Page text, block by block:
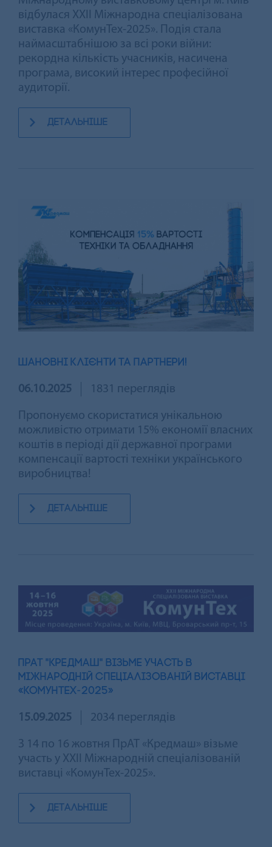
відбулася XXII Міжнародна спеціалізована
виставка «КомунТех-2025». Подія стала
наймасштабнішою за всі роки війни:
рекордна кількість учасників, насичена
програма, високий інтерес професійної
аудиторії.
детальніше
ШАНОВНІ КЛІЄНТИ ТА ПАРТНЕРИ!
06.10.2025 1831 переглядів
Пропонуємо скористатися унікальною
можливістю отримати 15% економії власних
коштів в періоді дії державної програми
компенсації вартості техніки українського
виробництва!
детальніше
ПРАТ "КРЕДМАШ" ВІЗЬМЕ УЧАСТЬ В
МІЖНАРОДНІЙ СПЕЦІАЛІЗОВАНІЙ ВИСТАВЦІ
«КОМУНТЕХ-2025»
15.09.2025 2034 переглядів
З 14 по 16 жовтня ПрАТ «Кредмаш» візьме
участь у XXII Міжнародній спеціалізованій
виставці «КомунТех‑2025».
детальніше